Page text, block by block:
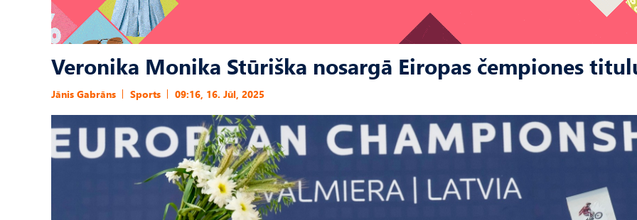
Veronika Monika Stūriška nosargā Eiropas čempiones
Jānis Gabrāns Sports 09:16, 16. Jūl, 2025